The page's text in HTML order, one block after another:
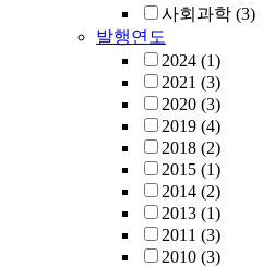
사회과학 (3)
발행연도
2024 (1)
2021 (3)
2020 (3)
2019 (4)
2018 (2)
2015 (1)
2014 (2)
2013 (1)
2011 (3)
2010 (3)